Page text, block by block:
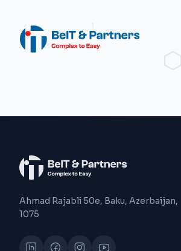
Ahmad Rajabli 50e, Baku, Azerbaijan,
1075